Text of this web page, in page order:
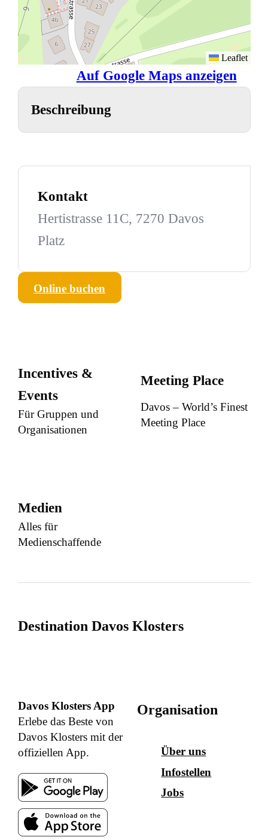
Leaflet
Auf Google Maps anzeigen
Beschreibung
Kontakt
Hertistrasse 11C, 7270 Davos
Platz
Online buchen
Incentives &
Events
Für Gruppen und
Organisationen
Meeting Place
Davos – World’s Finest
Meeting Place
Medien
Alles für
Medienschaffende
Destination Davos Klosters
Davos Klosters App
Erlebe das Beste von
Davos Klosters mit der
offiziellen App.
Organisation
Über uns
Infostellen
Jobs